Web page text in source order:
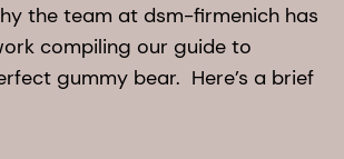
the team at dsm-firmenich has
compiling our guide to
gummy bear. Here’s a brief